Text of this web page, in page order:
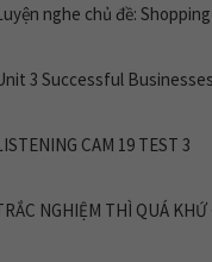
nghe chủ đề:
3 Successful
CAM 19 TEST 3
NGHIỆM THÌ QUÁ